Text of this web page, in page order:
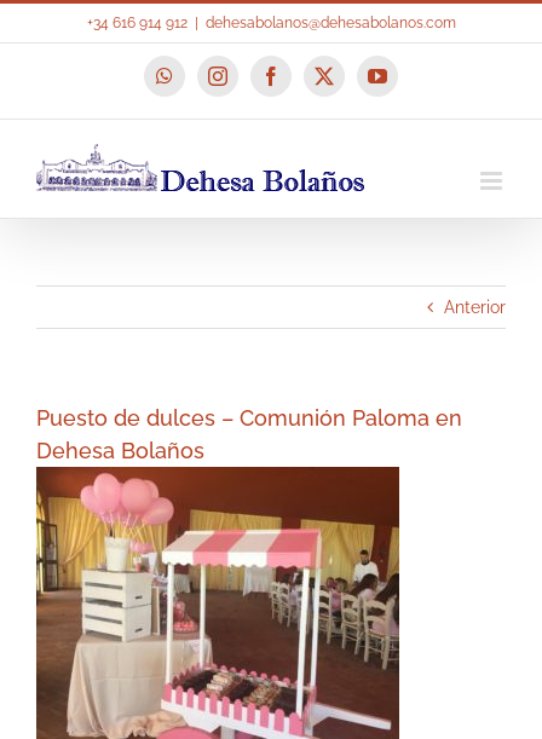
+34 616 914 912 dehesabolanos@dehesabolanos.com
WhatsAppInstagramFacebook
X YouTube
Anterior
Puesto de dulces – Comunión Paloma en
Dehesa Bolaños